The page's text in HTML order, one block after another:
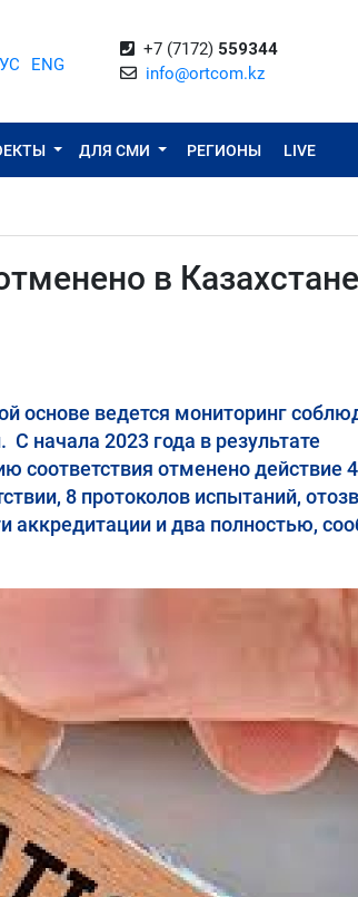
ENG
+7 (7172) 559344
info@ortcom.kz
ДЛЯ СМИ РЕГИОНЫ LIVE
в
основе ведется мониторинг
начала 2023 года в результате
отменено действие
8 протоколов испытаний,
аккредитации и два полностью,